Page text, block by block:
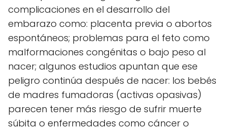
complicaciones en el desarrollo del
embarazo como: placenta previa o abortos
espontáneos; problemas para el feto como
malformaciones congénitas o bajo peso al
nacer; algunos estudios apuntan que ese
peligro continúa después de nacer: los bebés
de madres fumadoras (activas opasivas)
parecen tener más riesgo de sufrir muerte
súbita o enfermedades como cáncer o